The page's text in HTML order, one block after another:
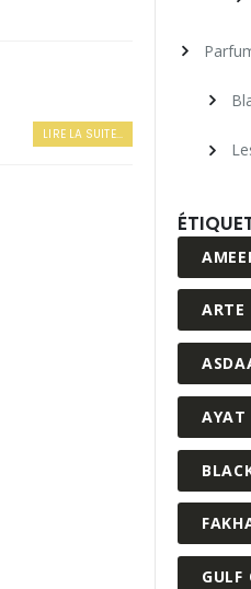
LIRE LA SUITE...
ARTE
AYAT
GULF